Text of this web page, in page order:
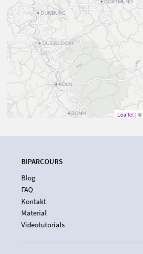
Leaflet | ©
BIPARCOURS
Blog
FAQ
Kontakt
Material
Videotutorials